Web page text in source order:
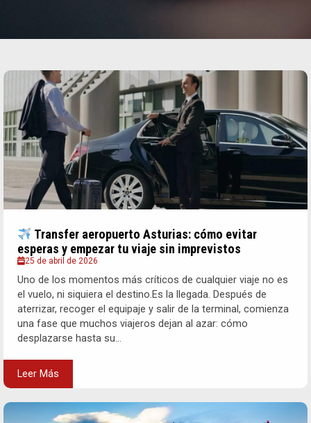
Transfer aeropuerto Asturias: cómo evitar
esperas y empezar tu viaje sin imprevistos
25 de abril de 2026
Uno de los momentos más críticos de cualquier viaje no es
el vuelo, ni siquiera el destino.Es la llegada. Después de
aterrizar, recoger el equipaje y salir de la terminal, comienza
una fase que muchos viajeros dejan al azar: cómo
desplazarse hasta su...
Leer Más